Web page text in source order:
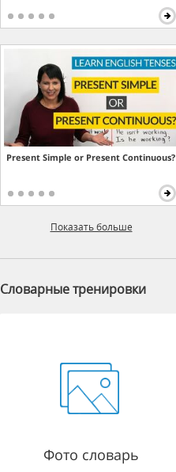
Present Simple or Present Continuous?
Показать больше
Словарные тренировки
Фото словарь